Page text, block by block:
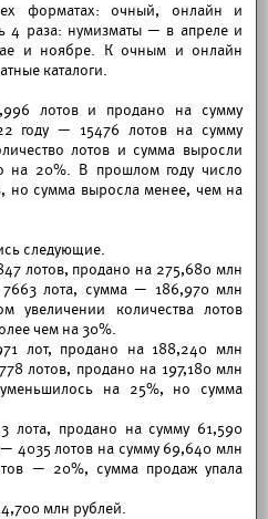
форматах: очный, онлайн и
4 раза: нумизматы — в апреле и
и ноябре. К очным и онлайн
каталоги.
лотов и продано на сумму
году — 15476 лотов на сумму
лотов и сумма выросли
на 20%. В прошлом году число
но сумма выросла менее, чем на
следующие.
лотов, продано на 275,680 млн
лота, сумма — 186,970 млн
увеличении количества лотов
чем на 30%.
лот, продано на 188,240 млн
лотов, продано на 197,180 млн
на 25%, но сумма
лота, продано на сумму 61,590
4035 лотов на сумму 69,640 млн
— 20%, сумма продаж упала
млн рублей.